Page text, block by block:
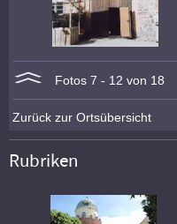
Fotos 7 - 12 von 18
Zurück zur Ortsübersicht
Rubriken